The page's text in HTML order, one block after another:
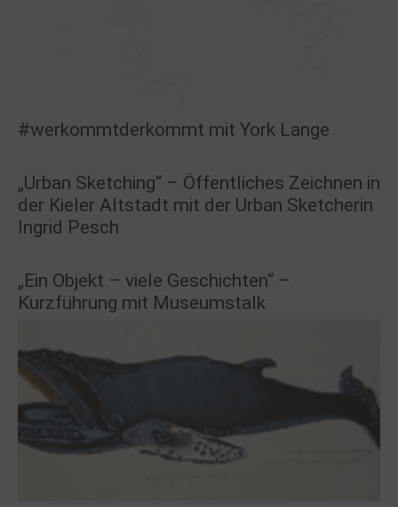
#werkommtderkommt mit York Lange
„Urban Sketching“ – Öffentliches Zeichnen in
der Kieler Altstadt mit der Urban Sketcherin
Ingrid Pesch
„Ein Objekt – viele Geschichten“ –
Kurzführung mit Museumstalk